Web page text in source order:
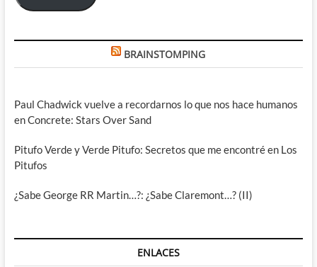
BRAINSTOMPING
Paul Chadwick vuelve a recordarnos lo que nos hace humanos
en Concrete: Stars Over Sand
Pitufo Verde y Verde Pitufo: Secretos que me encontré en Los
Pitufos
¿Sabe George RR Martin…?: ¿Sabe Claremont…? (II)
ENLACES